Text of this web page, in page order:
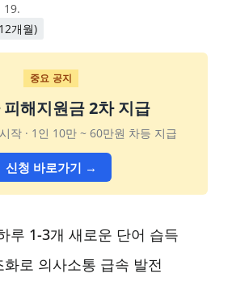
19.
개월)
중요 공지
해지원금 2차 지급
작 · 1인 10만 ~ 60만원 차등 지급
신청 바로가기 →
루 1-3개 새로운 단어 습득
로 의사소통 급속 발전